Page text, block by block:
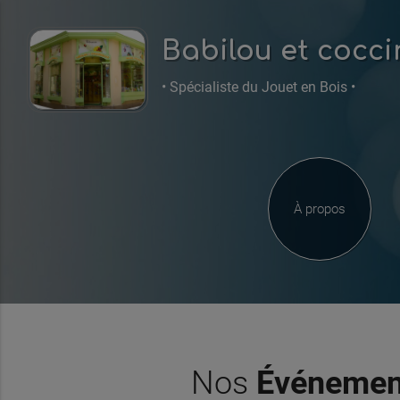
Babilou et
• Spécialiste du Jouet en Bois •
À propos
Nos